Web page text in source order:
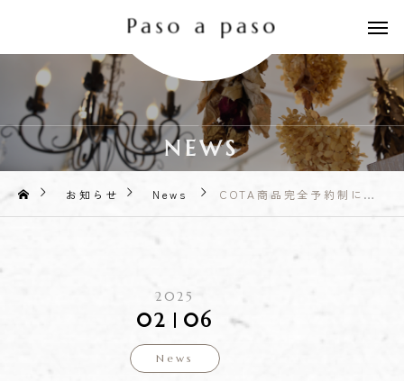
NEWS
お知らせ News COTA商品完全予約制について
2025
02 06
News